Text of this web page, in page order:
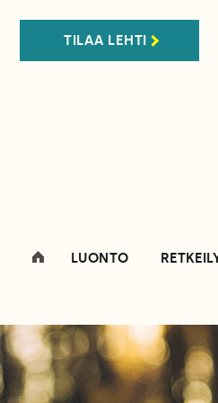
TILAA LEHTI
LUONTO